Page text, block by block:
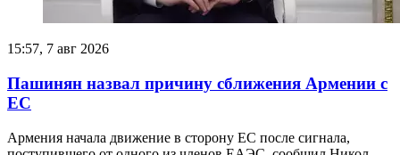
15:57, 7 авг 2026
Пашинян назвал причину сближения Армении с
ЕС
Армения начала движение в сторону ЕС после сигнала,